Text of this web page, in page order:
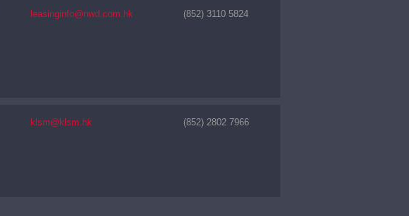
leasinginfo@nwd.com.hk (852) 3110 5824
klsm@klsm.hk (852) 2802 7966